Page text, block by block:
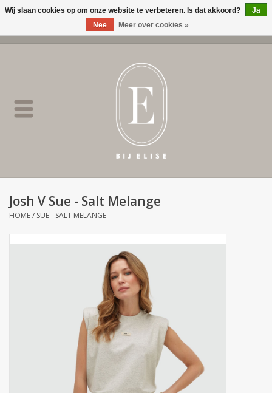
BIJ ELISE
SALE
Merken
Josh V Sue - Salt Melange
HOME/ SUE - SALT MELANGE
Wij slaan cookies op om onze website te verbeteren. Is dat akkoord?
Ja
Nee
Meer over cookies »